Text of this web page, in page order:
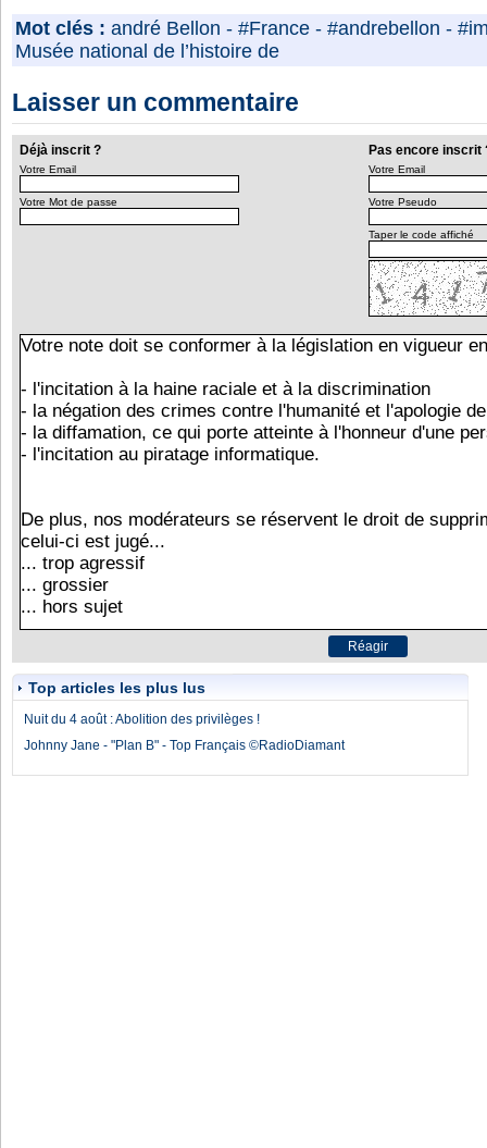
Mot clés : andré Bellon - #France - #andrebellon -
Musée national de l’histoire de
Laisser un commentaire
Déjà inscrit ? Pas encore inscrit
Votre Email
Votre Mot de passe
Votre Email
Votre Pseudo
Taper le code affiché
Top articles les plus lus
Nuit du 4 août : Abolition des privilèges !
Johnny Jane - "Plan B" - Top Français ©RadioDiamant